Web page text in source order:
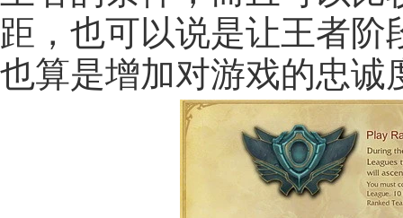
距，也可以说是让王者
也算是增加对游戏的忠诚